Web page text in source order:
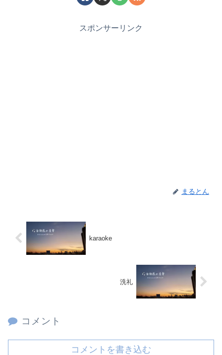
スポンサーリンク
まるとん
karaoke
洗礼
コメント
コメントを書き込む